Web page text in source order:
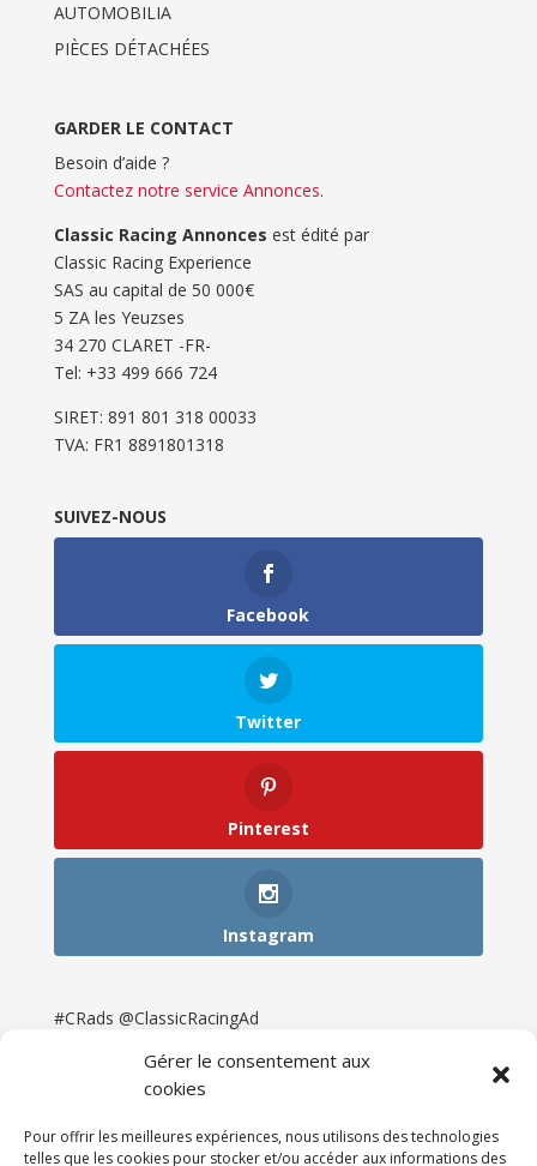
Gérer le consentement aux
cookies
Pour offrir les meilleures expériences, nous utilisons des technologies
telles que les cookies pour stocker et/ou accéder aux informations des
AUTOMOBILIA
PIÈCES DÉTACHÉES
GARDER LE CONTACT
Besoin d’aide ?
Contactez notre service Annonces.
Classic Racing Annonces est édité par
Classic Racing Experience
SAS au capital de 50 000€
5 ZA les Yeuzses
34 270 CLARET -FR-
Tel: ‭+33 499 666 724‬
SIRET: 891 801 318 00033
TVA: FR1 8891801318
SUIVEZ-NOUS
Facebook
Twitter
Pinterest
Instagram
#CRads @ClassicRacingAd